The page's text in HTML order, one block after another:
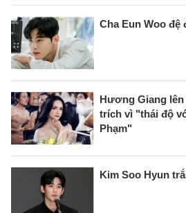
Cha Eun Woo đệ
Hương Giang
trích vì "thái độ
Phạm"
Kim Soo Hyun